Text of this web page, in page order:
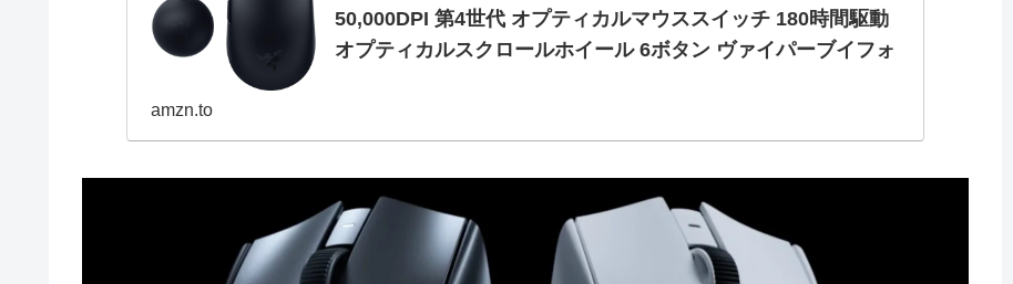
50,000DPI 第4世代 オプティカルマウススイッチ 180時間駆動
オプティカルスクロールホイール 6ボタン ヴァイパーブイフォ
8,000Hzドングル同梱 ワイヤレス HyperSpeed Wireless 第3世代 Razer Focus
amzn.to